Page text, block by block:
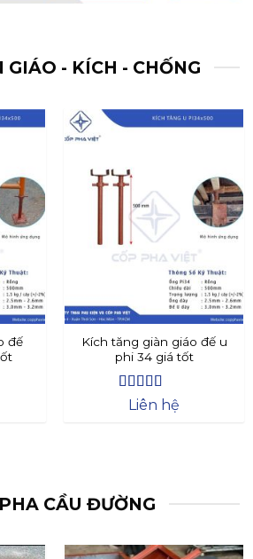
GIÁO - KÍCH - CHỐNG
đế
Kích tăng giàn giáo đế u
phi 34 giá tốt
Được xếp
5
Liên hệ
CẦU ĐƯỜNG